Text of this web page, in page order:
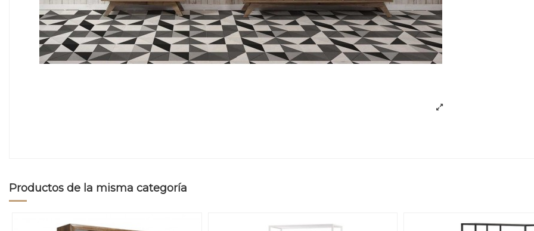
Productos de la misma categoría